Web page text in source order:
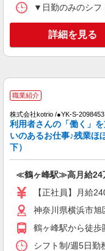
時
神
職業紹介
株式会社kotrio /●YK-S-
く続
【
給：
によ
間）
（上記給与
歓迎
者研
神
キープ
派遣社員
株式会社kotrio /●YK-H-
＼最
▼日勤のみのシフ
詳細を見る
職業紹介
株式会社kotrio /●YK-S-2098453
利用者さんの「働く」
いのあるお仕事♪残業ほ
下）
≪鶴ヶ峰駅≫高月給24
【正社員】月給
神奈川県横浜市旭
鶴ヶ峰駅から徒歩
シフト制/週5日